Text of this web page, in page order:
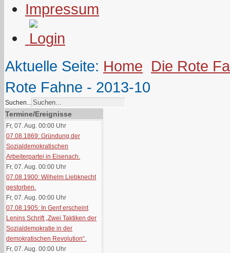
Impressum
Aktuelle Seite: Home Die Rote
Rote Fahne - 2013-10
Suchen...
Termine/Ereignisse
Fr, 07. Aug. 00:00 Uhr
07.08.1869: Gründung der
Sozialdemokratischen
Arbeiterpartei in Eisenach.
Fr, 07. Aug. 00:00 Uhr
07.08.1900: Wilhelm Liebknecht
gestorben.
Fr, 07. Aug. 00:00 Uhr
07.08.1905: In Genf erscheint
Lenins Schrift „Zwei Taktiken der
Sozialdemokratie in der
demokratischen Revolution“.
Fr, 07. Aug. 00:00 Uhr